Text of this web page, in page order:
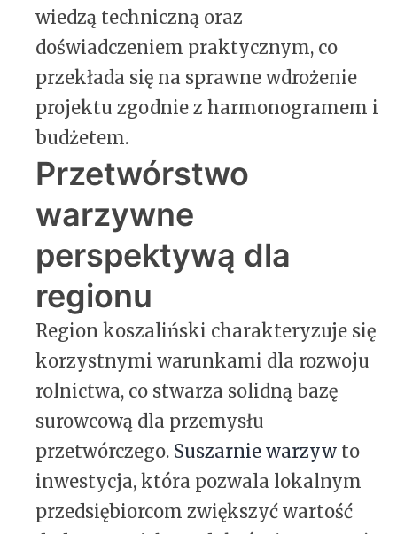
wiedzą techniczną oraz
doświadczeniem praktycznym, co
przekłada się na sprawne wdrożenie
projektu zgodnie z harmonogramem i
budżetem.
Przetwórstwo
warzywne
perspektywą dla
regionu
Region koszaliński charakteryzuje się
korzystnymi warunkami dla rozwoju
rolnictwa, co stwarza solidną bazę
surowcową dla przemysłu
przetwórczego. Suszarnie warzyw to
inwestycja, która pozwala lokalnym
przedsiębiorcom zwiększyć wartość